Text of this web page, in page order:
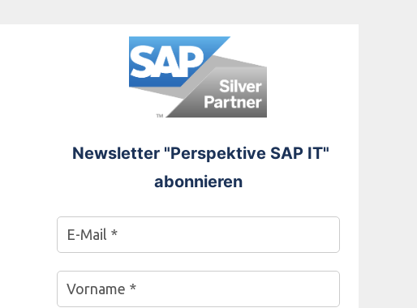
Newsletter "Perspektive SAP IT"
abonnieren